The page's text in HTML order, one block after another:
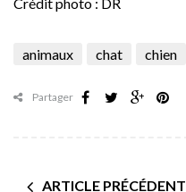
animaux chat chien
Partager
ARTICLE PRÉCÉDENT